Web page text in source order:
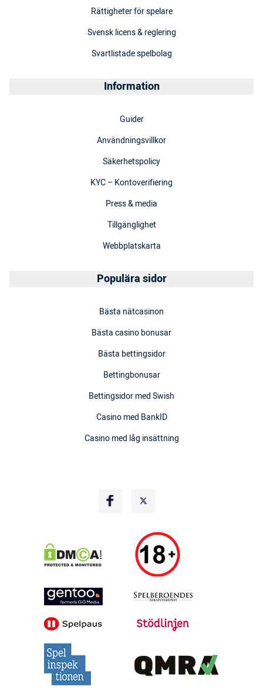
Rättigheter för spelare
Svensk licens & reglering
Svartlistade spelbolag
Information
Guider
Användningsvillkor
Säkerhetspolicy
KYC – Kontoverifiering
Press & media
Tillgänglighet
Webbplatskarta
Populära sidor
Bästa nätcasinon
Bästa casino bonusar
Bästa bettingsidor
Bettingbonusar
Bettingsidor med Swish
Casino med BankID
Casino med låg insättning